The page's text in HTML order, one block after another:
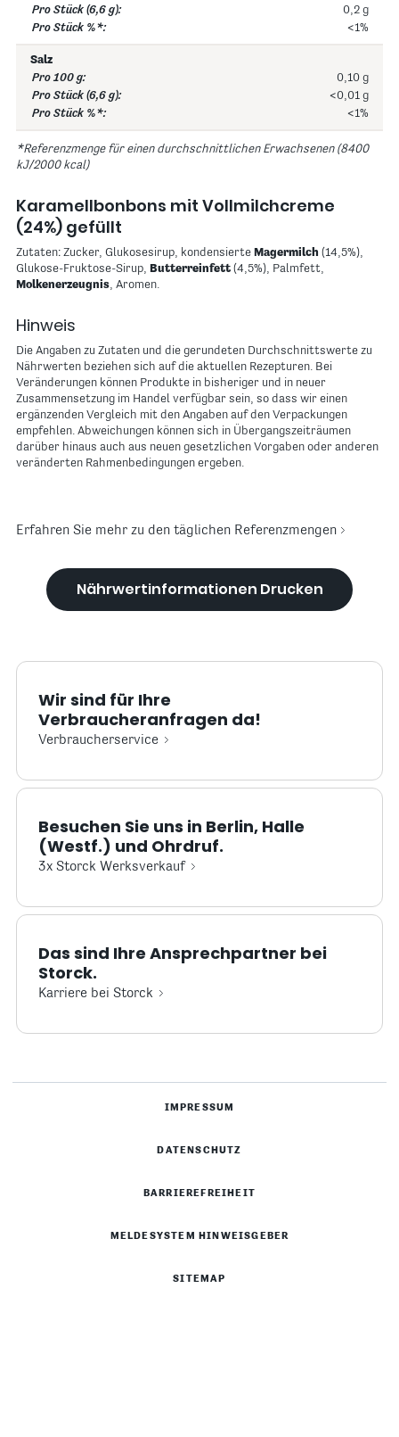
0,2 g
<1%
Salz
0,10 g
<0,01 g
<1%
*Referenzmenge für einen durchschnittlichen Erwachsenen (8400
kJ/2000 kcal)
Karamellbonbons mit Vollmilchcreme
(24%) gefüllt
Zutaten: Zucker, Glukosesirup, kondensierte Magermilch (14,5%),
Glukose-Fruktose-Sirup, Butterreinfett (4,5%), Palmfett,
Molkenerzeugnis, Aromen.
Hinweis
Die Angaben zu Zutaten und die gerundeten Durchschnittswerte zu
Nährwerten beziehen sich auf die aktuellen Rezepturen. Bei
Veränderungen können Produkte in bisheriger und in neuer
Zusammensetzung im Handel verfügbar sein, so dass wir einen
ergänzenden Vergleich mit den Angaben auf den Verpackungen
empfehlen. Abweichungen können sich in Übergangszeiträumen
darüber hinaus auch aus neuen gesetzlichen Vorgaben oder anderen
veränderten Rahmenbedingungen ergeben.
Erfahren Sie mehr zu den täglichen Referenzmengen
Nährwertinformationen Drucken
Wir sind für Ihre
Verbraucheranfragen da!
Verbraucherservice
Besuchen Sie uns in Berlin, Halle
(Westf.) und Ohrdruf.
3x Storck Werksverkauf
Das sind Ihre Ansprechpartner bei
Storck.
Karriere bei Storck
IMPRESSUM
DATENSCHUTZ
BARRIEREFREIHEIT
MELDESYSTEM HINWEISGEBER
SITEMAP